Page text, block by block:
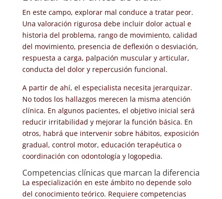
En este campo, explorar mal conduce a tratar peor.
Una valoración rigurosa debe incluir dolor actual e
historia del problema, rango de movimiento, calidad
del movimiento, presencia de deflexión o desviación,
respuesta a carga, palpación muscular y articular,
conducta del dolor y repercusión funcional.
A partir de ahí, el especialista necesita jerarquizar.
No todos los hallazgos merecen la misma atención
clínica. En algunos pacientes, el objetivo inicial será
reducir irritabilidad y mejorar la función básica. En
otros, habrá que intervenir sobre hábitos, exposición
gradual, control motor, educación terapéutica o
coordinación con odontología y logopedia.
Competencias clínicas que marcan la diferencia
La especialización en este ámbito no depende solo
del conocimiento teórico. Requiere competencias